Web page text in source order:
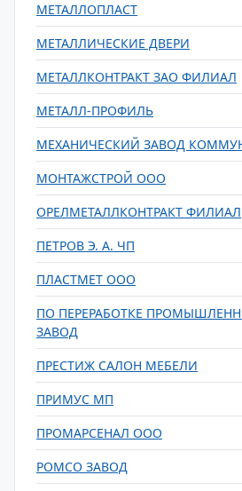
МЕТАЛЛОПЛАСТ
МЕТАЛЛИЧЕСКИЕ ДВЕРИ
МЕТАЛЛКОНТРАКТ ЗАО ФИЛИАЛ
МЕТАЛЛ-ПРОФИЛЬ
МЕХАНИЧЕСКИЙ ЗАВОД
МОНТАЖСТРОЙ ООО
ОРЕЛМЕТАЛЛКОНТРАКТ ФИЛИАЛ
ПЕТРОВ Э. А. ЧП
ПЛАСТМЕТ ООО
ПО ПЕРЕРАБОТКЕ
ЗАВОД
ПРЕСТИЖ САЛОН МЕБЕЛИ
ПРИМУС МП
ПРОМАРСЕНАЛ ООО
РОМСО ЗАВОД